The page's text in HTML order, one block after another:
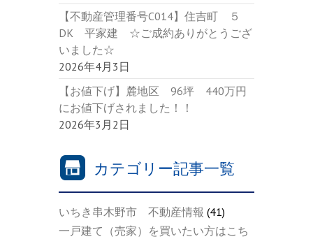
【不動産管理番号C014】住吉町 ５
DK 平家建 ☆ご成約ありがとうござ
いました☆
2026年4月3日
【お値下げ】麓地区 96坪 440万円
にお値下げされました！！
2026年3月2日
カテゴリー記事一覧
いちき串木野市 不動産情報 (41)
一戸建て（売家）を買いたい方はこち